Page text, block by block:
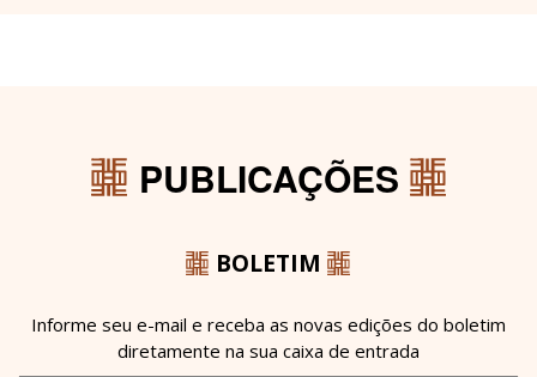
PUBLICAÇÕES
BOLETIM
Informe seu e-mail e receba as novas edições do boletim
diretamente na sua caixa de entrada